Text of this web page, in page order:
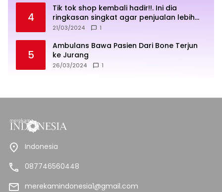
4
Tik tok shop kembali hadir!!. Ini dia
ringkasan singkat agar penjualan lebih
sukses
21/03/2024 1
5
Ambulans Bawa Pasien Dari Bone Terjun
ke Jurang
26/03/2024 1
Indonesia
087746560448
merekamindonesia1@gmail.com